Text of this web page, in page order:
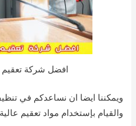
افضل شركة
ويمكننا ايضا ان نساعدكم في
والقيام بإستخدام مواد تعقيم